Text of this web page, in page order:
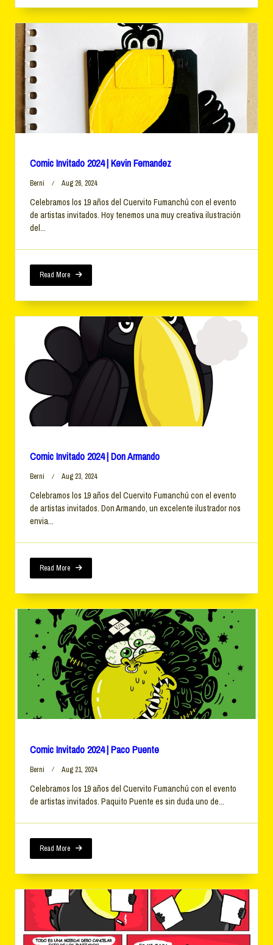
Comic Invitado 2024 | Kevin Fernandez
Berni Aug 26, 2024
Celebramos los 19 años del Cuervito Fumanchú con el evento
de artistas invitados. Hoy tenemos una muy creativa ilustración
del...
Read More
Comic Invitado 2024 | Don Armando
Berni Aug 23, 2024
Celebramos los 19 años del Cuervito Fumanchú con el evento
de artistas invitados. Don Armando, un excelente ilustrador nos
envia...
Read More
Comic Invitado 2024 | Paco Puente
Berni Aug 21, 2024
Celebramos los 19 años del Cuervito Fumanchú con el evento
de artistas invitados. Paquito Puente es sin duda uno de...
Read More